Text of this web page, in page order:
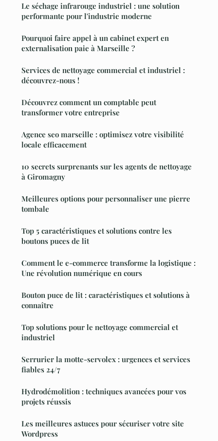
Le séchage infrarouge industriel : une solution
performante pour l'industrie moderne
Pourquoi faire appel à un cabinet expert en
externalisation paie à Marseille ?
Services de nettoyage commercial et industriel :
découvrez-nous !
Découvrez comment un comptable peut
transformer votre entreprise
Agence seo marseille : optimisez votre visibilité
locale efficacement
10 secrets surprenants sur les agents de nettoyage
à Giromagny
Meilleures options pour personnaliser une pierre
tombale
Top 5 caractéristiques et solutions contre les
boutons puces de lit
Comment le e-commerce transforme la logistique :
Une révolution numérique en cours
Bouton puce de lit : caractéristiques et solutions à
connaître
Top solutions pour le nettoyage commercial et
industriel
Serrurier la motte-servolex : urgences et services
fiables 24/7
Hydrodémolition : techniques avancées pour vos
projets réussis
Les meilleures astuces pour sécuriser votre site
Wordpress